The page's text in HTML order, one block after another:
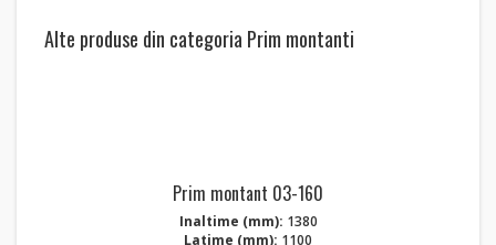
Alte produse din categoria Prim montanti
Prim montant 03-160
Inaltime (mm): 1380
Latime (mm): 1100